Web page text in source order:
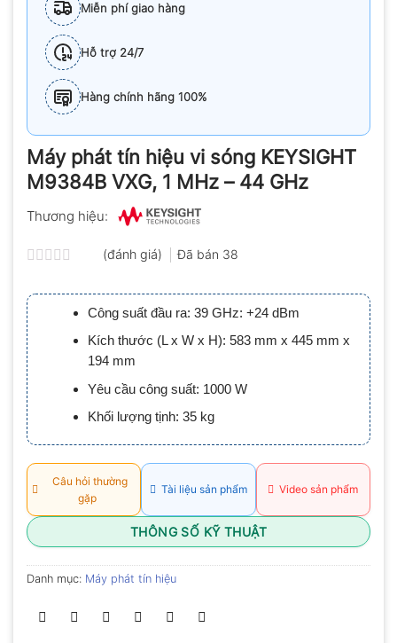
Miễn phí giao hàng
Hỗ trợ 24/7
Hàng chính hãng 100%
Máy phát tín hiệu vi sóng KEYSIGHT
M9384B VXG, 1 MHz – 44 GHz
Thương hiệu:
xếp
hạng
0.0
5
sao
(đánh giá) Đã bán 38
Công suất đầu ra: 39 GHz: +24 dBm
Kích thước (L x W x H): 583 mm x 445 mm x
194 mm
Yêu cầu công suất: 1000 W
Khối lượng tịnh: 35 kg
Câu hỏi thường
gặp
Tài liệu sản phẩm Video sản phẩm
THÔNG SỐ KỸ THUẬT
Danh mục: Máy phát tín hiệu